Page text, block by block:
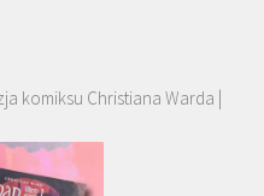
komiksu Christiana Warda |